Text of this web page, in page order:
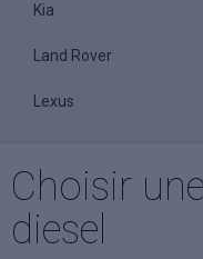
Kia
Land Rover
Lexus
Choisir
diesel